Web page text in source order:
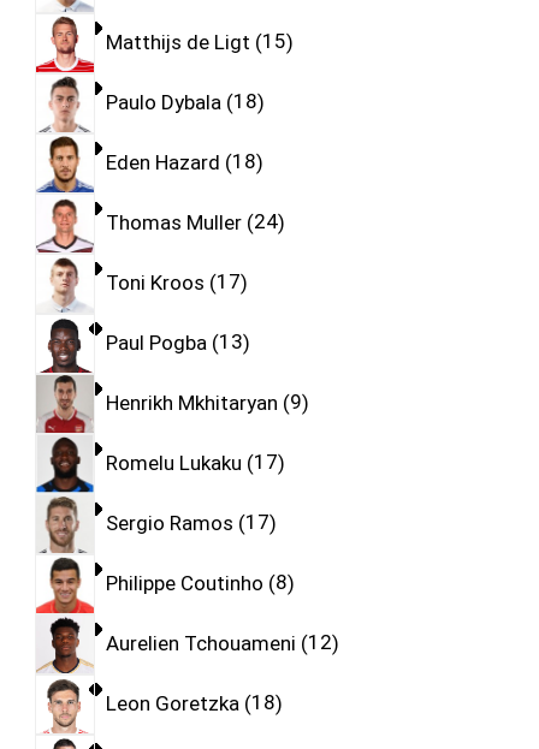
Matthijs de Ligt 15
Paulo Dybala 18
Eden Hazard 18
Thomas Muller 24
Toni Kroos 17
Paul Pogba 13
Henrikh Mkhitaryan 9
Romelu Lukaku 17
Sergio Ramos 17
Philippe Coutinho 8
Aurelien Tchouameni 12
Leon Goretzka 18